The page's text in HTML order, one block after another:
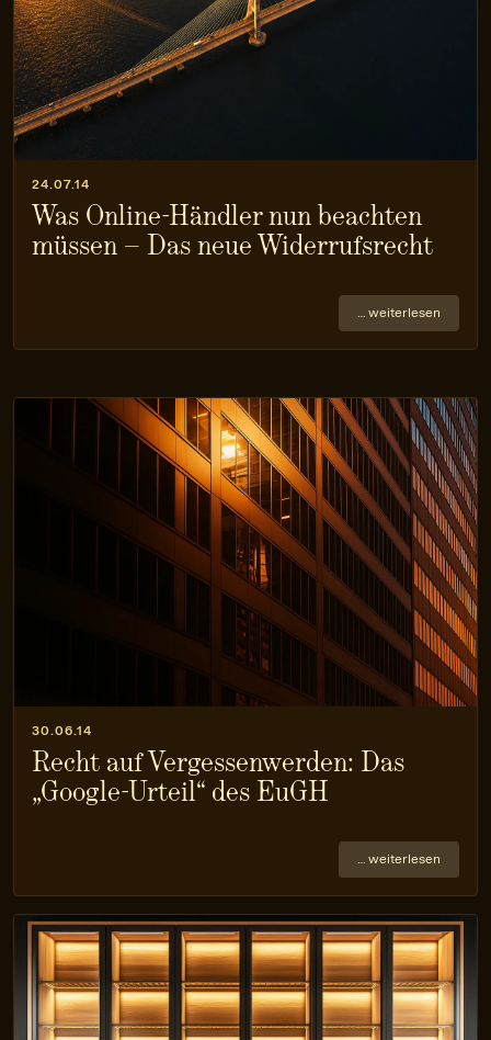
24.07.14
Was Online-Händler nun beachten
müssen – Das neue Widerrufsrecht
… weiterlesen
30.06.14
Recht auf Vergessenwerden: Das
„Google-Urteil“ des EuGH
… weiterlesen